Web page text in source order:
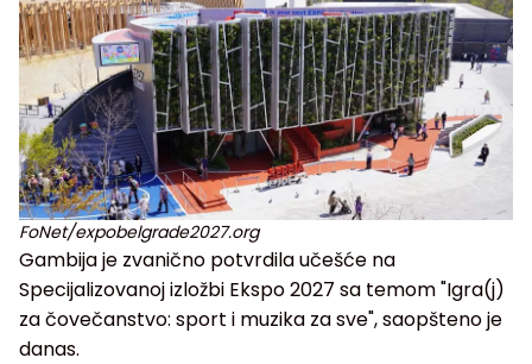
FoNet/expobelgrade2027.org
Gambija je zvanično potvrdila učešće na
Specijalizovanoj izložbi Ekspo 2027 sa temom "Igra(j)
za čovečanstvo: sport i muzika za sve", saopšteno je
danas.